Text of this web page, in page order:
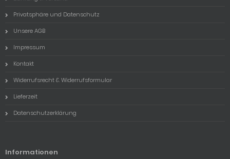
Privatsphäre und Datenschutz
Unsere AGB
Impressum
Kontakt
Widerrufsrecht & Widerrufsformular
Lieferzeit
Datenschutzerklärung
Informationen